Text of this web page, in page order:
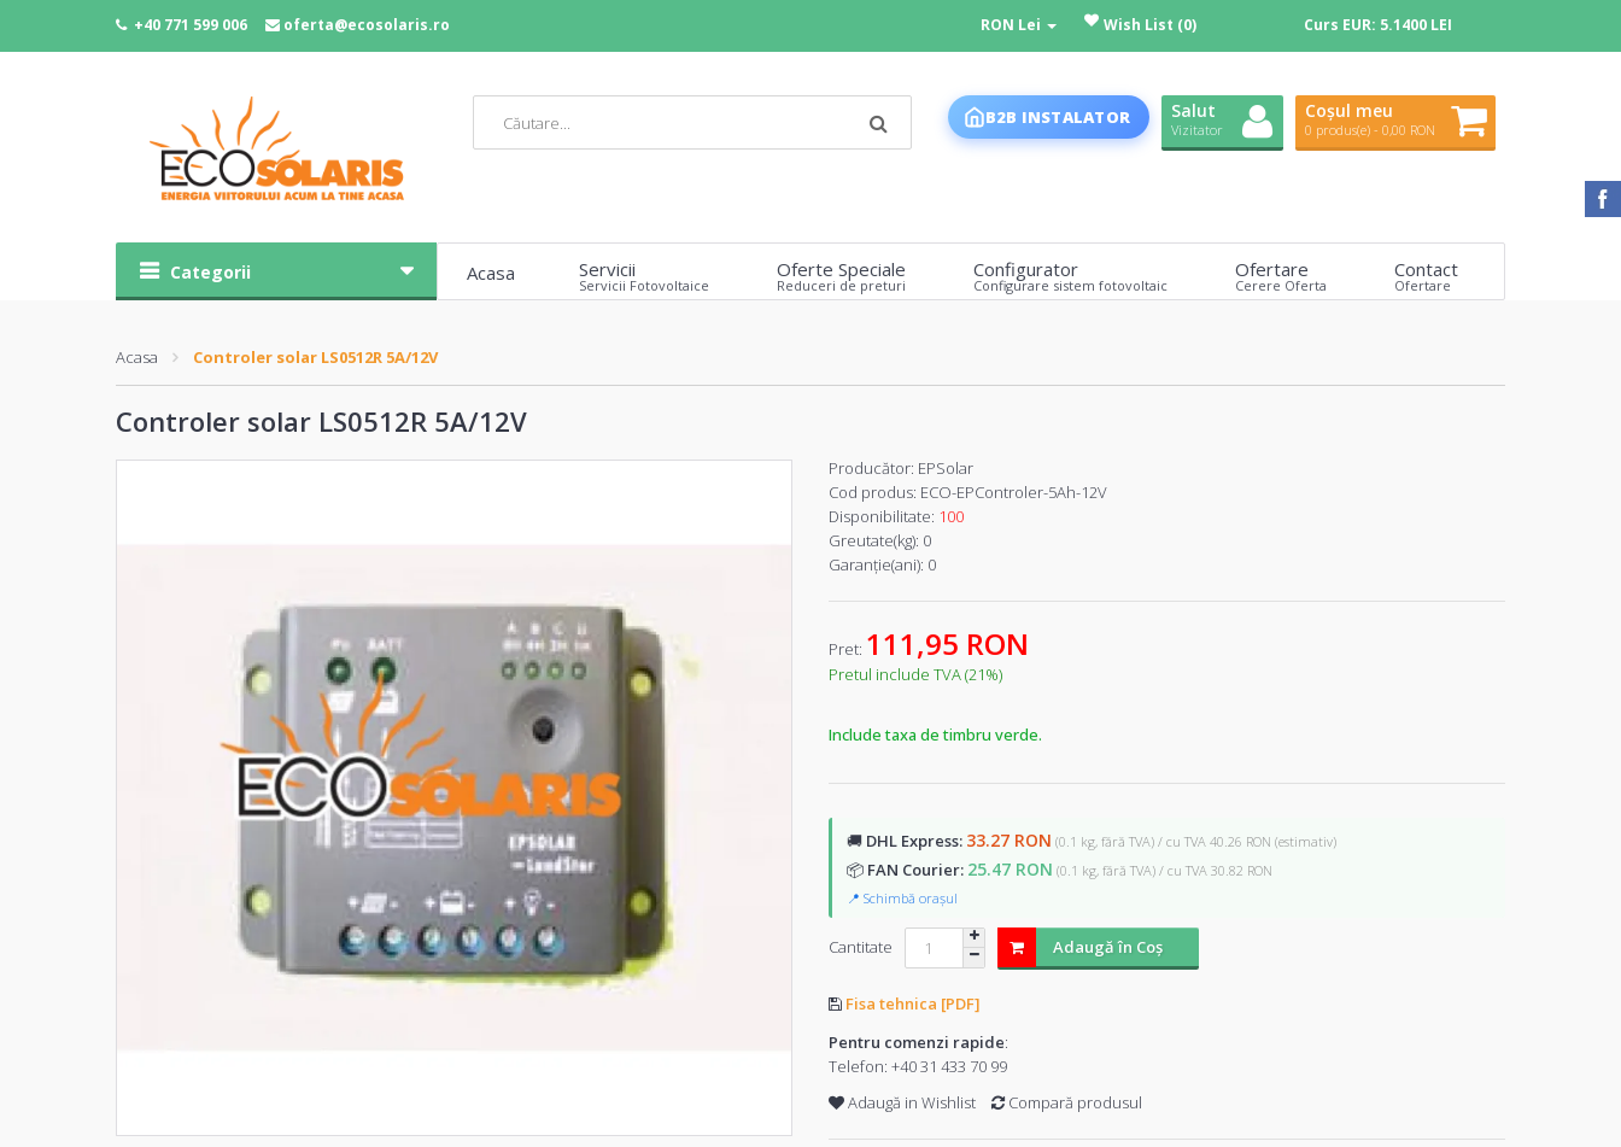
+40 771 599 006 oferta@ecosolaris.ro RON Lei Wish List (0) Curs EUR: 5.1400 LEI
B2B INSTALATOR Salut
Vizitator
Coșul meu
0 produs(e) - 0,00 RON
Categorii Acasa Servicii
Servicii Fotovoltaice
Oferte Speciale
Reduceri de preturi
Configurator
Configurare sistem fotovoltaic
Ofertare
Cerere Oferta
Contact
Ofertare
Acasa Controler solar LS0512R 5A/12V
Controler solar LS0512R 5A/12V
Producător: EPSolar
Cod produs: ECO-EPControler-5Ah-12V
Disponibilitate: 100
Greutate(kg): 0
Garanţie(ani): 0
Pret: 111,95 RON
Pretul include TVA (21%)
Include taxa de timbru verde.
🚚 DHL Express: 33.27 RON (0.1 kg, fără TVA) / cu TVA 40.26 RON (estimativ)
📦 FAN Courier: 25.47 RON (0.1 kg, fără TVA) / cu TVA 30.82 RON
📍 Schimbă orașul
Cantitate Adaugă în Coş
Fisa tehnica [PDF]
Pentru comenzi rapide:
Telefon: +40 31 433 70 99
Adaugă in Wishlist
Compară produsul